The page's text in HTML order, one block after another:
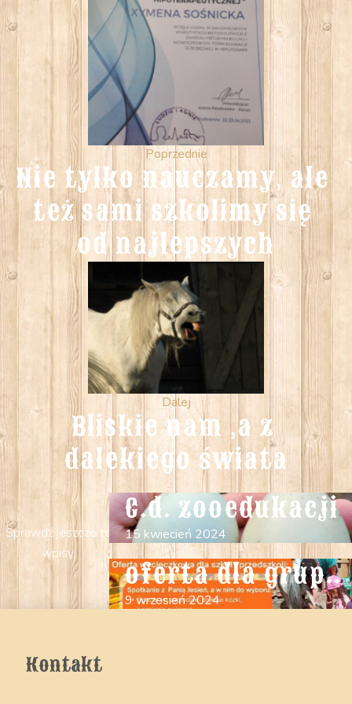
Poprzednie
Nie tylko nauczamy, ale
też sami szkolimy się
od najlepszych
Dalej
Bliskie nam ,a z
dalekiego świata
Sprawdź jeszcze te
wpisy.
C.d. zooedukacji
15 kwiecień 2024
oferta dla grup..
9 wrzesień 2024
Kontakt